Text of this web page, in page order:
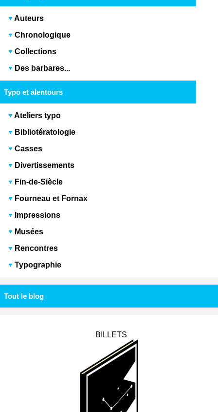
Auteurs
Chronologique
Collections
Des barbares...
Typo et alentours
Ateliers typo
Bibliotératologie
Casses
Divertissements
Fin-de-Siècle
Fourneau et Fornax
Impressions
Musées
Rencontres
Typographie
Tout le blog
BILLETS